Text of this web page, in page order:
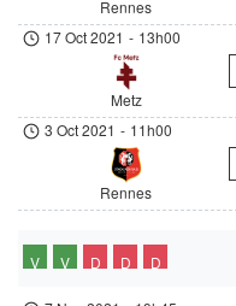
Rennes
17 Oct 2021 - 13h00
Metz
3 Oct 2021 - 11h00
Rennes
V V D D D